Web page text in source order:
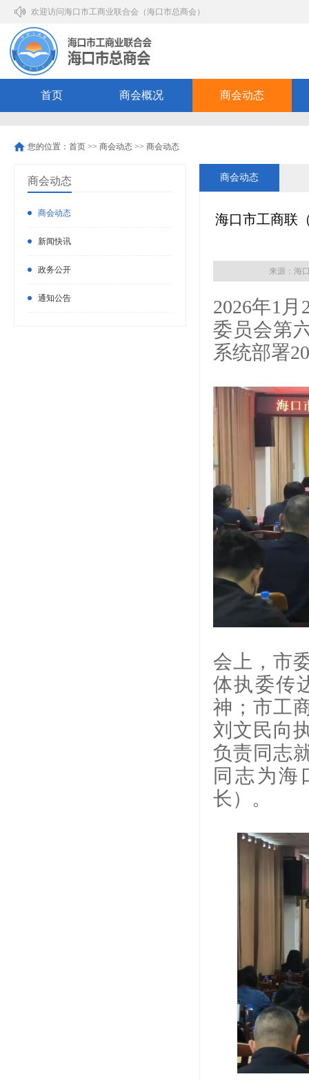
欢迎访问海口市工商业联合会（海口市总商会）
首页 商会概况 商会动态
您的位置： 首页 >> 商会动态 >> 商会动态
商会动态
商会动态
新闻快讯
政务公开
通知公告
商会动态
海口市工商联
来源：海
2026年1
委员会第
系统部署
会上，市
体执委传
神；市工
刘文民向
负责同志
同志为海
长）。